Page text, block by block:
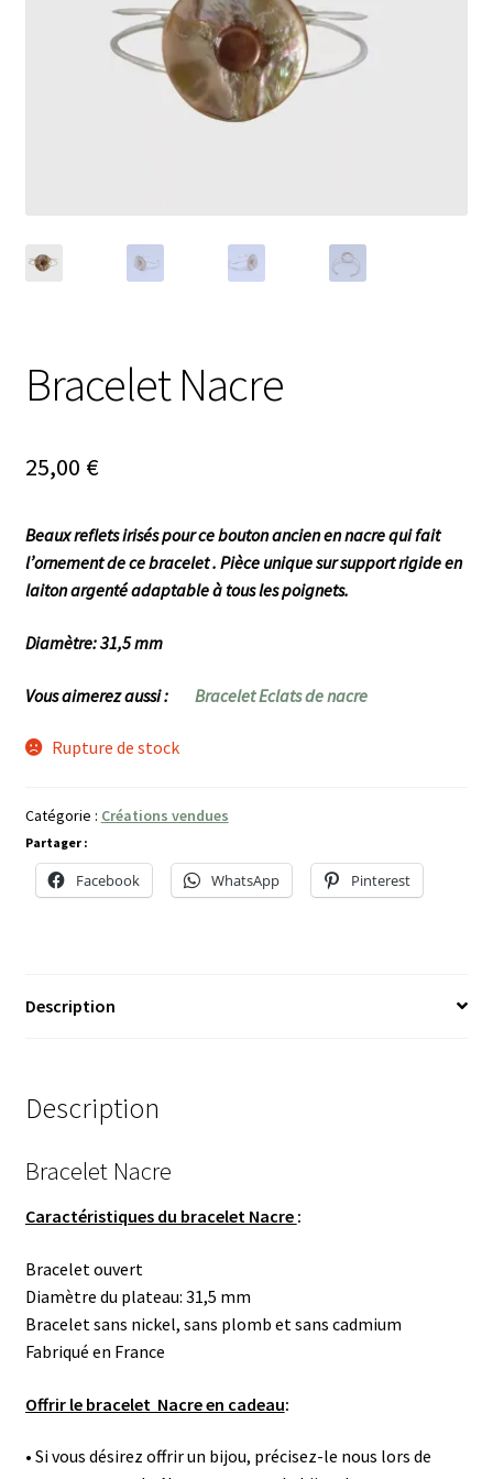
Bracelet Nacre
25,00 €
Beaux reflets irisés pour ce bouton ancien en nacre qui fait
l’ornement de ce bracelet . Pièce unique sur support rigide en
laiton argenté adaptable à tous les poignets.
Diamètre: 31,5 mm
Vous aimerez aussi : Bracelet Eclats de nacre
Rupture de stock
Catégorie : Créations vendues
Partager :
Facebook WhatsApp Pinterest
Description
Description
Bracelet Nacre
Caractéristiques du bracelet Nacre :
Bracelet ouvert
Diamètre du plateau: 31,5 mm
Bracelet sans nickel, sans plomb et sans cadmium
Fabriqué en France
Offrir le bracelet Nacre en cadeau:
• Si vous désirez offrir un bijou, précisez-le nous lors de